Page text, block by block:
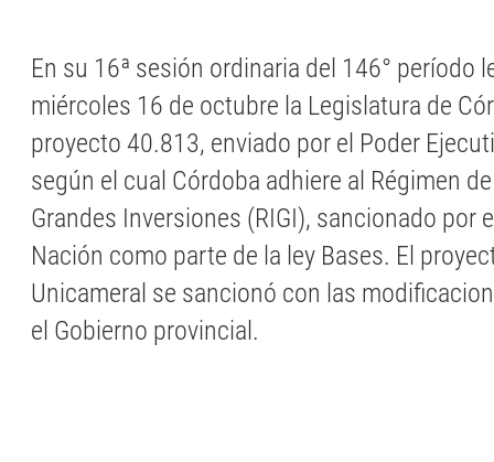
En su 16ª sesión ordinaria del 146° período
miércoles 16 de octubre la Legislatura de
proyecto 40.813, enviado por el Poder
según el cual Córdoba adhiere al Régimen
Grandes Inversiones (RIGI), sancionado por
Nación como parte de la ley Bases. El
Unicameral se sancionó con las
el Gobierno provincial.